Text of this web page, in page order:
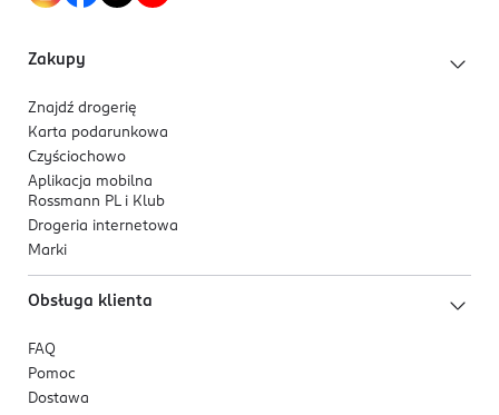
Zakupy
Znajdź drogerię
Karta podarunkowa
Czyściochowo
Aplikacja mobilna
Rossmann PL i Klub
Drogeria internetowa
Marki
Obsługa klienta
FAQ
Pomoc
Dostawa